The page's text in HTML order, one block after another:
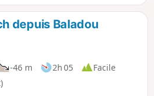
depuis Baladou
-46 m 2h 05
Facile